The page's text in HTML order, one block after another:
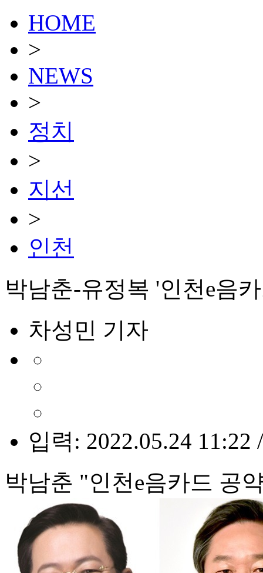
HOME
>
NEWS
>
정치
>
지선
>
인천
박남춘-유정복 '인천e음
차성민 기자
입력: 2022.05.24 11:22
박남춘 "인천e음카드 공